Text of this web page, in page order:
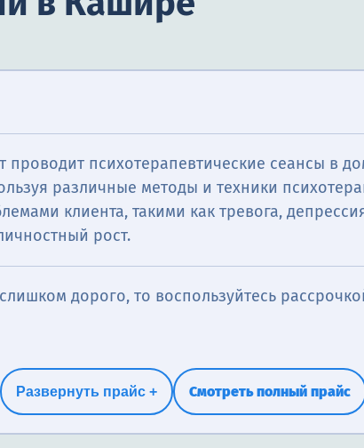
проводит психотерапевтические сеансы в
различные методы и техники
клиента, такими как тревога,
рост.
дорого, то воспользуйтесь
Развернуть прайс + Смотреть полный прайс